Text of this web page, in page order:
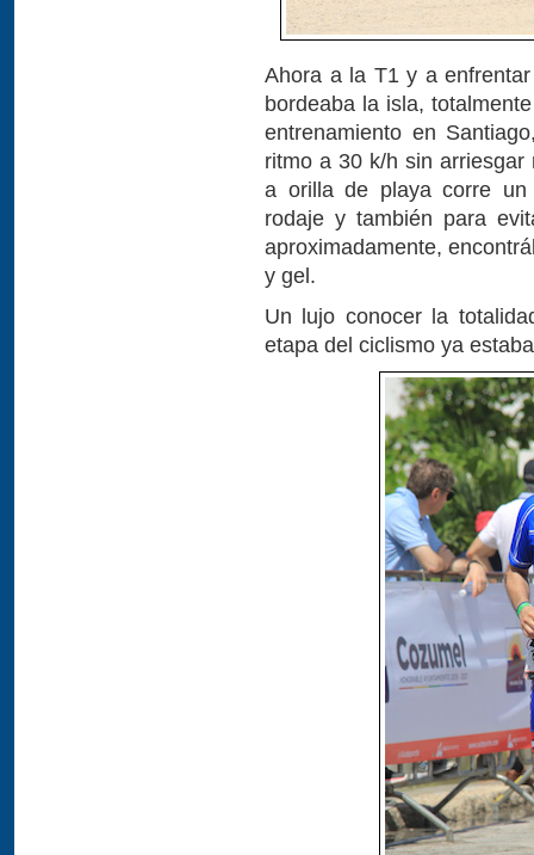
Ahora a la T1 y a
bordeaba la isla,
entrenamiento en
ritmo a 30 k/h sin
a orilla de playa corre un
rodaje y también para
aproximadamente,
y gel.
Un lujo conocer la
etapa del ciclismo ya estaba